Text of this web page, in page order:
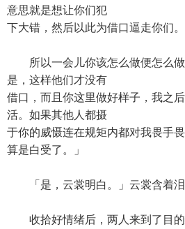
意思就是想让你们犯
下大错，然后以此为借口逼走你们。
所以一会儿你该怎么做便怎么做
是，这样他们才没有
借口，而且你这里做好样子，我之
活。如果其他人都摄
于你的威慑连在规矩内都对我畏手
算是白受了。」
「是，云裳明白。」云裳含着泪
收拾好情绪后，两人来到了目的